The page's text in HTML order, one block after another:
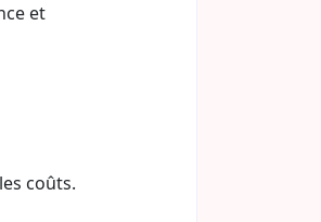
et
coûts.